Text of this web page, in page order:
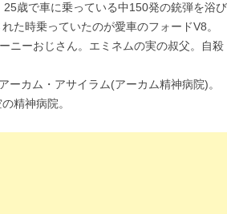
歳で車に乗っている中150発の銃弾を浴び
た時乗っていたのが愛車のフォードV8。
ニーおじさん。エミネムの実の叔父。自殺
ーカム・アサイラム(アーカム精神病院)。
精神病院。